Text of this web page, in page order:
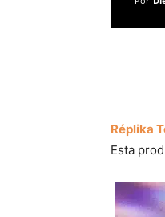
Réplika
Esta